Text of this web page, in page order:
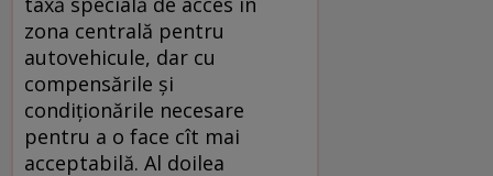
zona centrală pentru
autovehicule, dar cu
compensările și
condiționările necesare
pentru a o face cît mai
acceptabilă. Al doilea